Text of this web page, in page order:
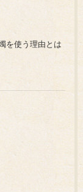
を使う理由とは